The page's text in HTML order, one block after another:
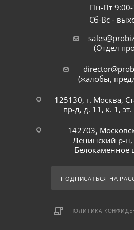
Пн-Пт
Сб-Вс -
(Отдел
(жалобы,
125130, г. Москва,
пр-д, д. 11, к. 1,
142703,
Ленинский р-н,
Белокаменное
ПОДПИСАТЬСЯ НА
ПОЛИТИКА